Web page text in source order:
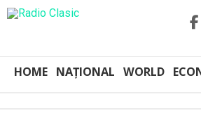
HOME NAȚIONAL WORLD